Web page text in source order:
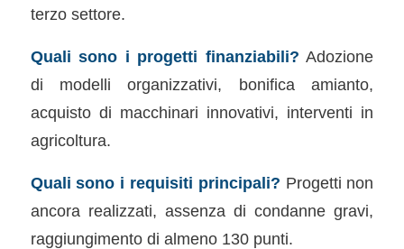
terzo settore.
Quali sono i progetti finanziabili? Adozione
di modelli organizzativi, bonifica amianto,
acquisto di macchinari innovativi, interventi in
agricoltura.
Quali sono i requisiti principali? Progetti non
ancora realizzati, assenza di condanne gravi,
raggiungimento di almeno 130 punti.